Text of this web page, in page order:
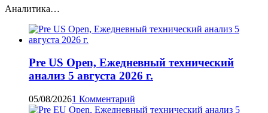
Аналитика…
Pre US Open, Ежедневный технический
анализ 5 августа 2026 г.
05/08/20261 Комментарий